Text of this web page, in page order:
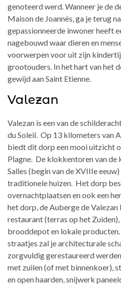
genoteerd werd. Wanneer je de
Maison de Joannès, ga je terug
gepassionneerde inwoner heeft
nagebouwd waar dieren en
voorwerpen voor uit zijn
grootouders. In het hart van het
gewijd aan Saint Etienne.
Valezan
Valezan is een van de
du Soleil. Op 13 kilometers van
biedt dit dorp een mooi uitzicht
Plagne. De klokkentoren van de
Salles (begin van de XVIIIe
traditionele huizen. Het dorp
overnachtplaatsen en ook een
het dorp, de Auberge de Valezan
restaurant (terras op het
brooddepot en lokale
straatjes zal je architecturale
zorgvuldig gerestaureerd
met zuilen (of met binnenkoer),
en open haarden, snijwerk